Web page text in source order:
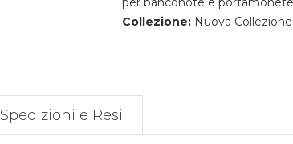
Collezione: Nuova
Spedizioni e Resi